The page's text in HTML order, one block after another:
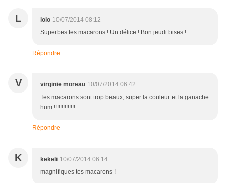
L lolo 10/07/2014 08:12
Superbes tes macarons ! Un délice ! Bon jeudi bises !
Répondre
V virginie moreau 10/07/2014 06:42
Tes macarons sont trop beaux, super la couleur et la ganache
hum !!!!!!!!!!!!!!
Répondre
K kekeli 10/07/2014 06:14
magnifiques tes macarons !